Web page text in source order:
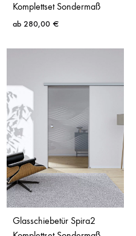
Komplettset Sondermaß
ab 280,00 €
Glasschiebetür Spira2